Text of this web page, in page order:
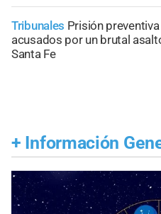
Tribunales Prisión
acusados por un brutal
Santa Fe
+ Información